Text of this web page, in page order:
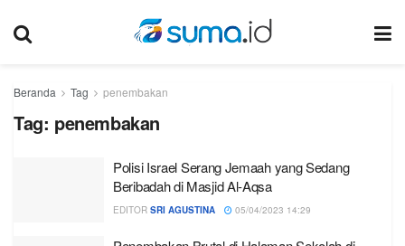
Beranda Tag penembakan
Tag: penembakan
Polisi Israel Serang Jemaah yang Sedang
Beribadah di Masjid Al-Aqsa
EDITOR SRI AGUSTINA 05/04/2023 14:29